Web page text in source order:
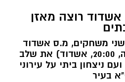
רוצה מאזן
משחקים, מ.ס אשדוד
תחפש לסגור הערב (ה, 20:00, אשדוד) את שלב
ניצחון ביתי על עירוני
בעיר